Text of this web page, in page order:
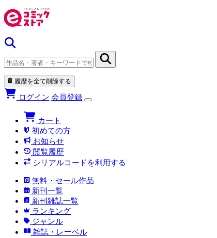
履歴を全て削除する
ログイン 会員登録
カート
初めての方
お知らせ
閲覧履歴
シリアルコードを利用する
無料・セール作品
新刊一覧
新刊雑誌一覧
ランキング
ジャンル
雑誌・レーベル